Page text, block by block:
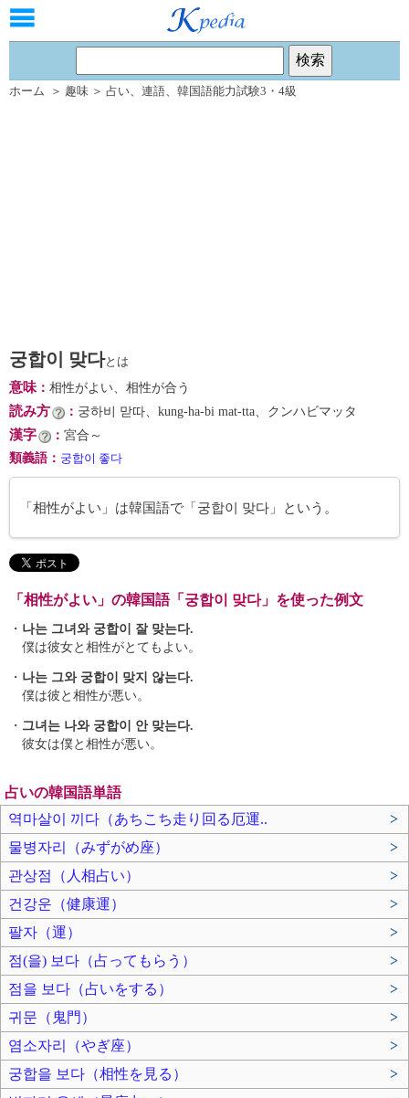
ホーム ＞ 趣味 ＞ 占い、 連語、 韓国語能力試験3・4級
궁합이 맞다とは
意味： 相性がよい、相性が合う
読み方 ： 궁하비 맏따、kung-ha-bi mat-tta、クンハビマッタ
漢字 ： 宮合～
類義語 ： 궁합이 좋다
「相性がよい」は韓国語で「궁합이 맞다」という。
「相性がよい」の韓国語「궁합이 맞다」を使った例文
・ 나는 그녀와 궁합이 잘 맞는다.
僕は彼女と相性がとてもよい。
・ 나는 그와 궁합이 맞지 않는다.
僕は彼と相性が悪い。
・ 그녀는 나와 궁합이 안 맞는다.
彼女は僕と相性が悪い。
占いの韓国語単語
역마살이 끼다（あちこち走り回る厄運..
>
물병자리（みずがめ座）
>
관상점（人相占い）
>
건강운（健康運）
>
팔자（運）
>
점(을) 보다（占ってもらう）
>
점을 보다（占いをする）
>
귀문（鬼門）
>
염소자리（やぎ座）
>
궁합을 보다（相性を見る）
>